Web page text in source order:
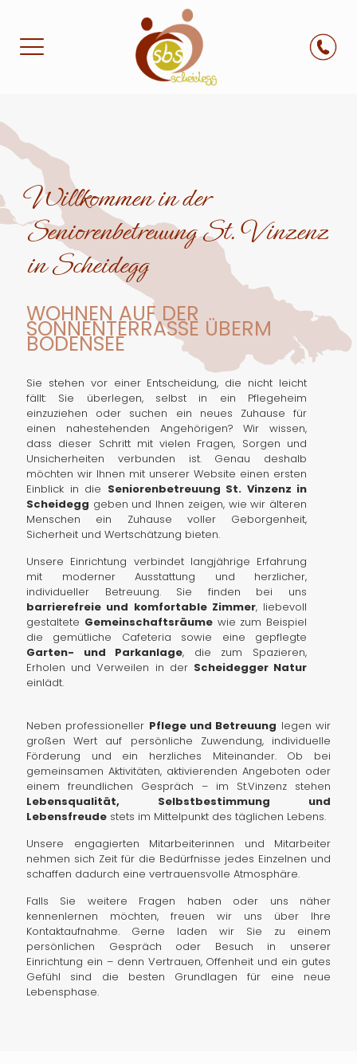
Willkommen in der
Seniorenbetreuung St. Vinzenz
in Scheidegg
WOHNEN AUF DER
SONNENTERRASSE ÜBERM
BODENSEE
Sie stehen vor einer Entscheidung, die nicht leicht
fällt: Sie überlegen, selbst in ein Pflegeheim
einzuziehen oder suchen ein neues Zuhause für
einen nahestehenden Angehörigen? Wir wissen,
dass dieser Schritt mit vielen Fragen, Sorgen und
Unsicherheiten verbunden ist. Genau deshalb
möchten wir Ihnen mit unserer Website einen ersten
Einblick in die Seniorenbetreuung St. Vinzenz in
Scheidegg geben und Ihnen zeigen, wie wir älteren
Menschen ein Zuhause voller Geborgenheit,
Sicherheit und Wertschätzung bieten.
Unsere Einrichtung verbindet langjährige Erfahrung
mit moderner Ausstattung und herzlicher,
individueller Betreuung. Sie finden bei uns
barrierefreie und komfortable Zimmer, liebevoll
gestaltete Gemeinschaftsräumewie zum Beispiel
die gemütliche Cafeteria sowie eine gepflegte
Garten- und Parkanlage, die zum Spazieren,
Erholen und Verweilen in der Scheidegger Natur
einlädt.
Neben professioneller Pflege und Betreuung legen wir
großen Wert auf persönliche Zuwendung, individuelle
Förderung und ein herzliches Miteinander. Ob bei
gemeinsamen Aktivitäten, aktivierenden Angeboten oder
einem freundlichen Gespräch – im St.Vinzenz stehen
Lebensqualität, Selbstbestimmung und
Lebensfreude stets im Mittelpunkt des täglichen Lebens.
Unsere engagierten Mitarbeiterinnen und Mitarbeiter
nehmen sich Zeit für die Bedürfnisse jedes Einzelnen und
schaffen dadurch eine vertrauensvolle Atmosphäre.
Falls Sie weitere Fragen haben oder uns näher
kennenlernen möchten, freuen wir uns über Ihre
Kontaktaufnahme. Gerne laden wir Sie zu einem
persönlichen Gespräch oder Besuch in unserer
Einrichtung ein – denn Vertrauen, Offenheit und ein gutes
Gefühl sind die besten Grundlagen für eine neue
Lebensphase.